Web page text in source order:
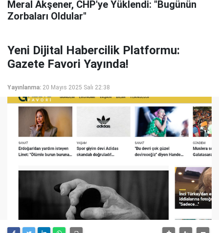
Meral Akşener, CHP'ye Yüklendi: "Bugünün
Zorbaları Oldular"
Yeni Dijital Habercilik Platformu:
Gazete Favori Yayında!
Yayınlanma: 20 Mayıs 2025 Salı 22:38